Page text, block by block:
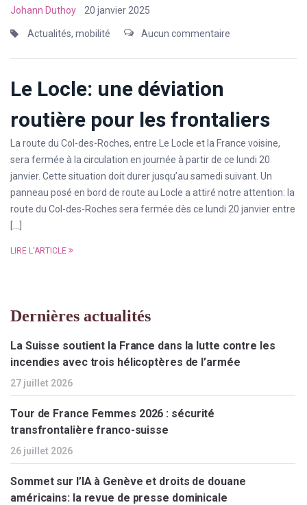
Johann Duthoy 20 janvier 2025
Actualités, mobilité Aucun commentaire
Le Locle: une déviation
routière pour les frontaliers
La route du Col-des-Roches, entre Le Locle et la France voisine,
sera fermée à la circulation en journée à partir de ce lundi 20
janvier. Cette situation doit durer jusqu’au samedi suivant. Un
panneau posé en bord de route au Locle a attiré notre attention: la
route du Col-des-Roches sera fermée dès ce lundi 20 janvier entre
LIRE L'ARTICLE
Dernières actualités
La Suisse soutient la France dans la lutte contre les
incendies avec trois hélicoptères de l’armée
27 juillet 2026
Tour de France Femmes 2026 : sécurité
transfrontalière franco-suisse
26 juillet 2026
Sommet sur l’IA à Genève et droits de douane
américains: la revue de presse dominicale